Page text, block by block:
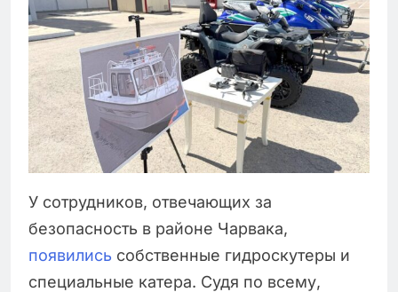
У сотрудников, отвечающих за
безопасность в районе Чарвака,
появились собственные гидроскутеры и
специальные катера. Судя по всему,